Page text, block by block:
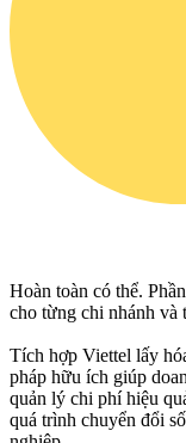
Hoàn toàn có thể.
cho từng chi nhánh và
Tích hợp Viettel lấy
pháp hữu ích giúp
quản lý chi phí hiệu
quá trình chuyển đổi